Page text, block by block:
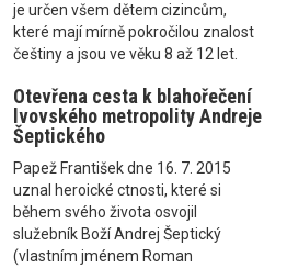
je určen všem dětem cizincům,
které mají mírně pokročilou znalost
češtiny a jsou ve věku 8 až 12 let.
Otevřena cesta k blahořečení
lvovského metropolity Andreje
Šeptického
Papež František dne 16. 7. 2015
uznal heroické ctnosti, které si
během svého života osvojil
služebník Boží Andrej Šeptický
(vlastním jménem Roman